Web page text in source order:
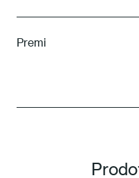
Premi